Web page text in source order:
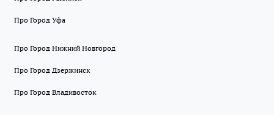
Про Город Уфа
Про Город Нижний Новгород
Про Город Дзержинск
Про Город Владивосток